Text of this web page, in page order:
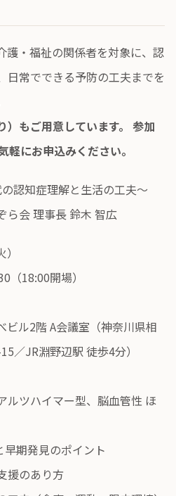
護・福祉の関係者を対象に、認
日常でできる予防の工夫までを
）もご用意しています。 参加
にお申込みください。
認知症理解と生活の工夫〜
ら会 理事長 鈴木 智広
18:00開場）
ビル2階 A会議室（神奈川県相
／JR淵野辺駅 徒歩4分）
ルツハイマー型、脳血管性 ほ
早期発見のポイント
援のあり方